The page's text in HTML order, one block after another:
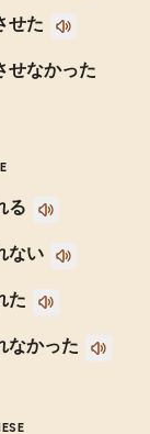
せた
せなかった
る
ない
た
なかった